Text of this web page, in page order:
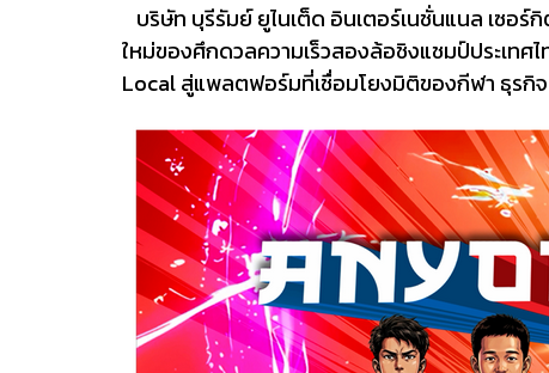
บริษัท บุรีรัมย์ ยูไนเต็ด อินเตอร์เนชั่นแนล เซอร์
ใหม่ของศึกดวลความเร็วสองล้อชิงแชมป์ประเทศ
Local สู่แพลตฟอร์มที่เชื่อมโยงมิติของกีฬา ธุรกิจ